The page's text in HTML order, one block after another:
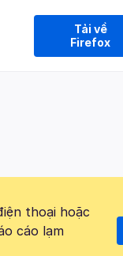
Tải về
Firefox
thoại hoặc
cáo lạm